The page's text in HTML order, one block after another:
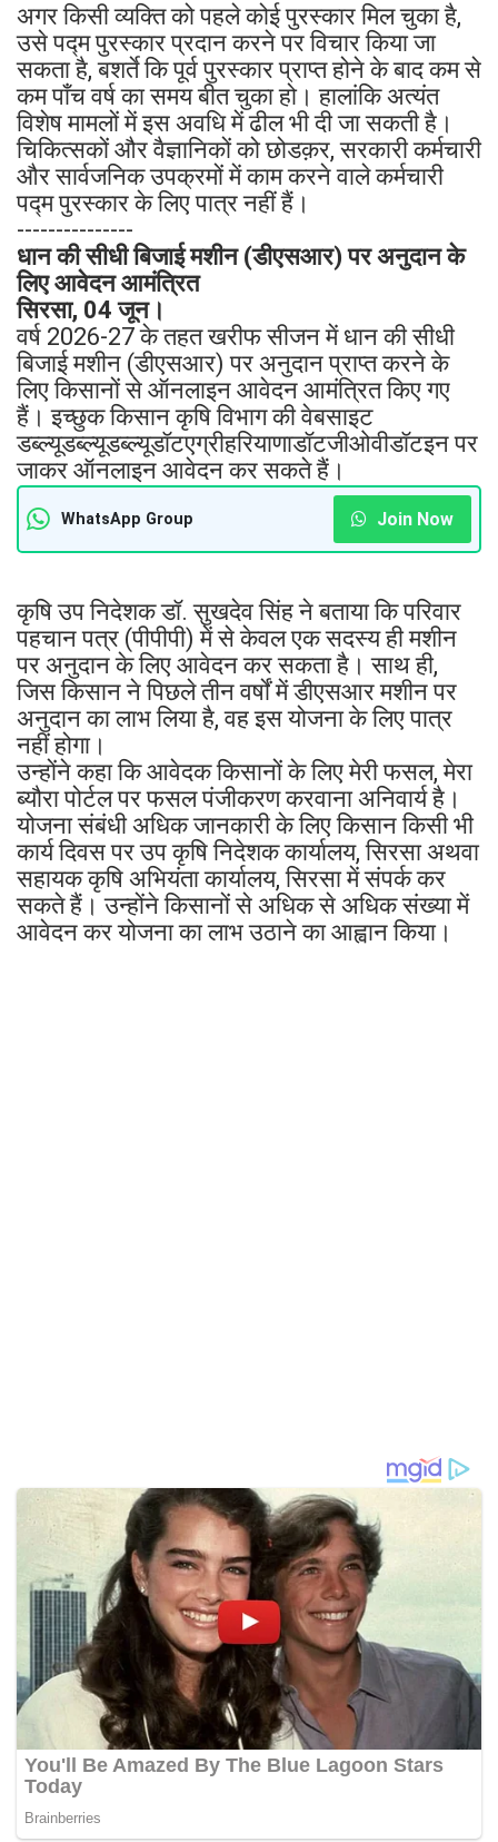
अगर किसी व्यक्ति को पहले कोई पुरस्कार मिल चुका है,
उसे पद्म पुरस्कार प्रदान करने पर विचार किया जा
सकता है, बशर्ते कि पूर्व पुरस्कार प्राप्त होने के बाद कम से
कम पाँच वर्ष का समय बीत चुका हो। हालांकि अत्यंत
विशेष मामलों में इस अवधि में ढील भी दी जा सकती है।
चिकित्सकों और वैज्ञानिकों को छोडक़र, सरकारी कर्मचारी
और सार्वजनिक उपक्रमों में काम करने वाले कर्मचारी
पद्म पुरस्कार के लिए पात्र नहीं हैं।
---------------
धान की सीधी बिजाई मशीन (डीएसआर) पर अनुदान के
लिए आवेदन आमंत्रित
सिरसा, 04 जून।
वर्ष 2026-27 के तहत खरीफ सीजन में धान की सीधी
बिजाई मशीन (डीएसआर) पर अनुदान प्राप्त करने के
लिए किसानों से ऑनलाइन आवेदन आमंत्रित किए गए
हैं। इच्छुक किसान कृषि विभाग की वेबसाइट
डब्ल्यूडब्ल्यूडब्ल्यूडॉटएग्रीहरियाणाडॉटजीओवीडॉटइन पर
जाकर ऑनलाइन आवेदन कर सकते हैं।
WhatsApp Group Join Now
कृषि उप निदेशक डॉ. सुखदेव सिंह ने बताया कि परिवार
पहचान पत्र (पीपीपी) में से केवल एक सदस्य ही मशीन
पर अनुदान के लिए आवेदन कर सकता है। साथ ही,
जिस किसान ने पिछले तीन वर्षों में डीएसआर मशीन पर
अनुदान का लाभ लिया है, वह इस योजना के लिए पात्र
नहीं होगा।
उन्होंने कहा कि आवेदक किसानों के लिए मेरी फसल, मेरा
ब्यौरा पोर्टल पर फसल पंजीकरण करवाना अनिवार्य है।
योजना संबंधी अधिक जानकारी के लिए किसान किसी भी
कार्य दिवस पर उप कृषि निदेशक कार्यालय, सिरसा अथवा
सहायक कृषि अभियंता कार्यालय, सिरसा में संपर्क कर
सकते हैं। उन्होंने किसानों से अधिक से अधिक संख्या में
आवेदन कर योजना का लाभ उठाने का आह्वान किया।